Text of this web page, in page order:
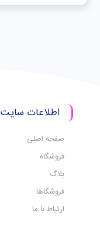
اطلاعات سایت
صفحه اصلی
فروشگاه
بلاگ
فروشگاها
ارتباط با ما